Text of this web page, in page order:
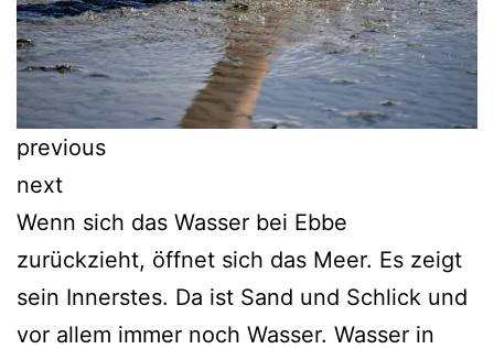
previous
next
Wenn sich das Wasser bei Ebbe
zurückzieht, öffnet sich das Meer. Es zeigt
sein Innerstes. Da ist Sand und Schlick und
vor allem immer noch Wasser. Wasser in